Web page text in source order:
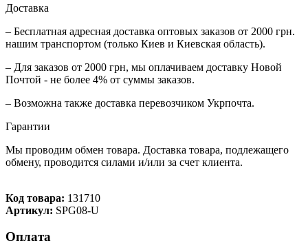
Доставка
– Бесплатная адресная доставка оптовых заказов от 2000 грн.
нашим транспортом (только Киев и Киевская область).
– Для заказов от 2000 грн, мы оплачиваем доставку Новой
Почтой - не более 4% от суммы заказов.
– Возможна также доставка перевозчиком Укрпочта.
Гарантии
Мы проводим обмен товара. Доставка товара, подлежащего
обмену, проводится силами и/или за счет клиента.
Код товара: 131710
Артикул: SPG08-U
Оплата